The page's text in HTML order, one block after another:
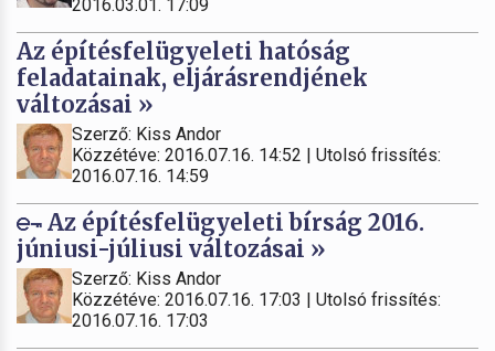
2016.03.01. 17:09
Az építésfelügyeleti hatóság
feladatainak, eljárásrendjének
változásai »
Szerző: Kiss Andor
Közzétéve: 2016.07.16. 14:52 | Utolsó frissítés:
2016.07.16. 14:59
Az építésfelügyeleti bírság 2016.
júniusi-júliusi változásai »
Szerző: Kiss Andor
Közzétéve: 2016.07.16. 17:03 | Utolsó frissítés:
2016.07.16. 17:03